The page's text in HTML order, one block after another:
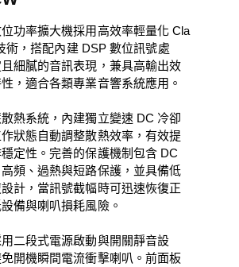
功率擴大機採用高效率輕量化 Cla
術，搭配內建 DSP 數位訊號處
細膩的音訊表現，兼具高輸出效
，適合各類專業音響系統應用。
熱系統，內建獨立變速 DC 冷卻
狀態自動調整散熱效率，有效提
定性。完善的保護機制包含 DC
頻、過熱與短路保護，並具備低
計，當訊號截幅時可迅速恢復正
備與喇叭損耗風險。
二段式電源啟動與開關靜音設
開機瞬間電流衝擊喇叭。前面板